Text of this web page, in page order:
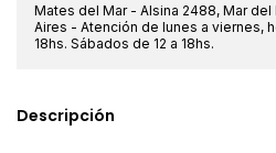
Mates del Mar - Alsina 2488, Mar del
Aires - Atención de lunes a viernes,
18hs. Sábados de 12 a 18hs.
Descripción